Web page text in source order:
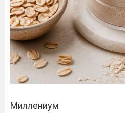
Миллениум